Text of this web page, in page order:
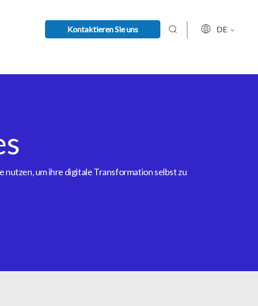
Kontaktieren Sie uns DE
um ihre digitale Transformation selbst zu